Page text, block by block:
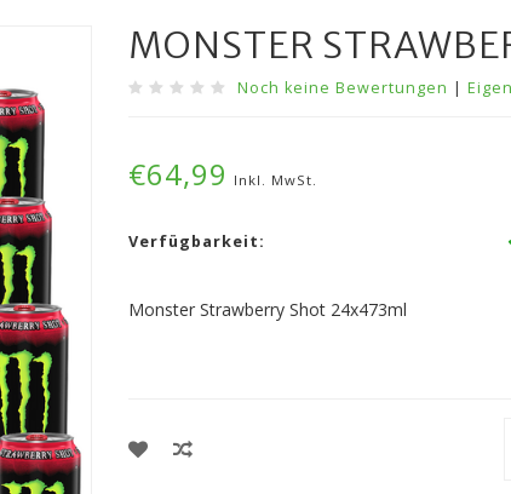
MONSTER
Noch keine Bewertungen |
€64,99 Inkl. MwSt.
Verfügbarkeit:
Monster Strawberry Shot 24x473ml